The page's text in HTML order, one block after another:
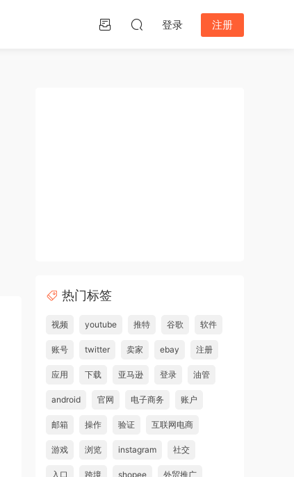
登录 注册
热门标签
视频 youtube 推特 谷歌 软件
账号 twitter 卖家 ebay 注册
应用 下载 亚马逊 登录 油管
android 官网 电子商务 账户
邮箱 操作 验证 互联网电商
游戏 浏览 instagram 社交
入口 跨境 shopee 外贸推广